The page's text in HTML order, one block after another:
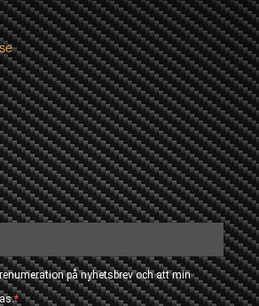
på nyhetsbrev och att min